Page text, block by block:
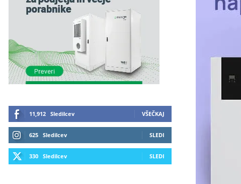
11,912 Sledilcev VŠEČKAJ
625 Sledilcev SLEDI
330 Sledilcev SLEDI